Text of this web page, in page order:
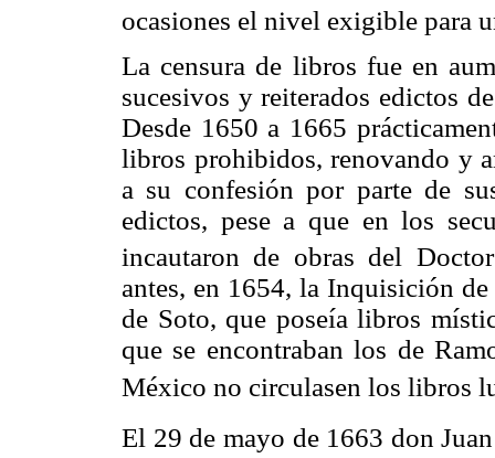
ocasiones el nivel exigible para
La censura de libros fue en
sucesivos y reiterados edictos
Desde 1650 a 1665
libros prohibidos, renovando y
a su confesión por parte de
edictos, pese a que en los
incautaron de obras del
antes, en 1654, la Inquisición
de Soto, que poseía libros
que se encontraban los de
México no circulasen los libros
El 29 de mayo de 1663 don